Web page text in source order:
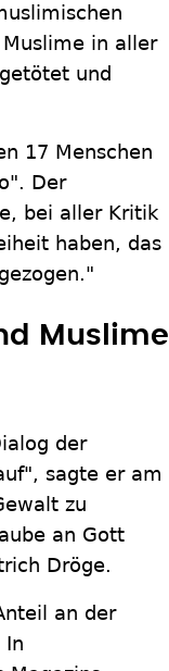
in aller
und
17 Menschen
Der
bei aller Kritik
haben, das
Muslime
der
sagte er am
zu
an Gott
Dröge.
an der
In